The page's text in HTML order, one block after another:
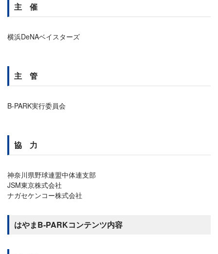
主 催
横浜DeNAベイスターズ
主 管
B-PARK実行委員会
協 力
神奈川県野球連盟中体連支部
JSM東京株式会社
ナガセケンコー株式会社
はやまB-PARKコンテンツ内容